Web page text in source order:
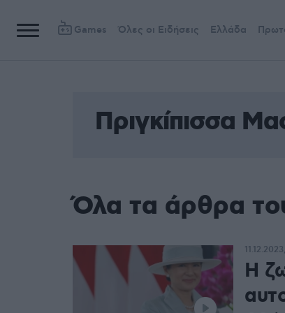
Games Όλες οι Ειδήσεις Ελλάδα
Πριγκίπισσα
Όλα τα άρθρα
Η